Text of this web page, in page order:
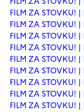
FILM ZA STOVKU!
FILM ZA STOVKU!
FILM ZA STOVKU!
FILM ZA STOVKU!
FILM ZA STOVKU!
FILM ZA STOVKU!
FILM ZA STOVKU!
FILM ZA STOVKU!
FILM ZA STOVKU!